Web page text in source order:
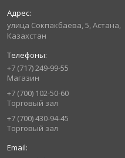
улица Сокпакбаева, 5, Астана,
Казахстан
+7 (717) 249-99-55
Магазин
+7 (700) 102-50-60
Торговый зал
+7 (700) 430-94-45
Торговый зал